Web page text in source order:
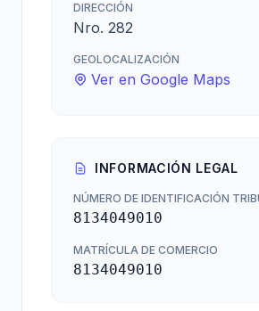
DIRECCIÓN
Nro. 282
GEOLOCALIZACIÓN
Ver en Google Maps
INFORMACIÓN LEGAL
NÚMERO DE IDENTIFICACIÓN
8134049010
MATRÍCULA DE COMERCIO
8134049010